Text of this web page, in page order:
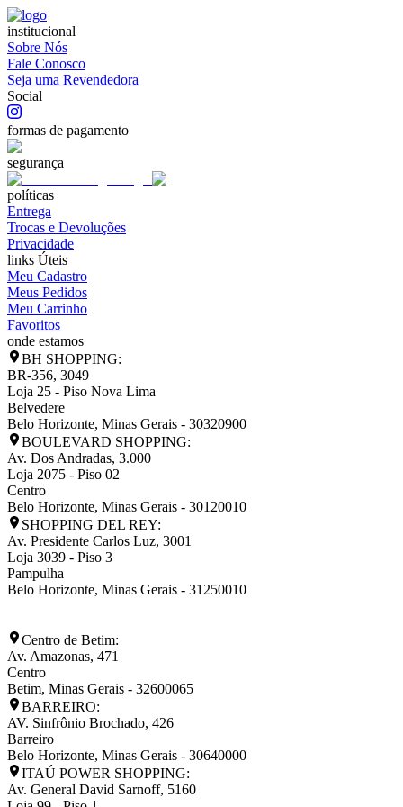
institucional
Sobre Nós
Fale Conosco
Seja uma Revendedora
Social
formas de pagamento
segurança
políticas
Entrega
Trocas e Devoluções
Privacidade
links Úteis
Meu Cadastro
Meus Pedidos
Meu Carrinho
Favoritos
onde estamos
BH SHOPPING:
BR-356, 3049
Loja 25 - Piso Nova Lima
Belvedere
Belo Horizonte, Minas Gerais - 30320900
BOULEVARD SHOPPING:
Av. Dos Andradas, 3.000
Loja 2075 - Piso 02
Centro
Belo Horizonte, Minas Gerais - 30120010
SHOPPING DEL REY:
Av. Presidente Carlos Luz, 3001
Loja 3039 - Piso 3
Pampulha
Belo Horizonte, Minas Gerais - 31250010
Centro de Betim:
Av. Amazonas, 471
Centro
Betim, Minas Gerais - 32600065
BARREIRO:
AV. Sinfrônio Brochado, 426
Barreiro
Belo Horizonte, Minas Gerais - 30640000
ITAÚ POWER SHOPPING:
Av. General David Sarnoff, 5160